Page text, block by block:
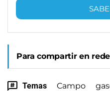
Para compartir en
Temas Campo